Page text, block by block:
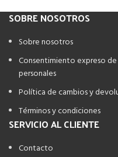
SOBRE NOSOTROS
Sobre nosotros
Consentimiento expreso
personales
Política de cambios y
Términos y condiciones
SERVICIO AL CLIENTE
Contacto